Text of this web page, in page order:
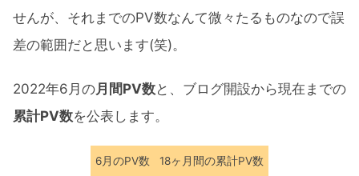
せんが、それまでのPV数なんて微々たるものなので誤
差の範囲だと思います(笑)。
2022年6月の月間PV数と、ブログ開設から現在までの
累計PV数を公表します。
6月のPV数 18ヶ月間の累計PV数